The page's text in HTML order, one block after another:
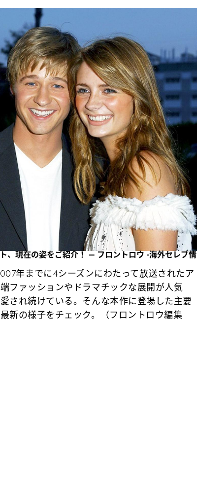
、現在の姿をご紹介！ – フロントロウ -海外セレブ情
年までに4シーズンにわたって放送されたア
ファッションやドラマチックな展開が人気
され続けている。そんな本作に登場した主要
新の様子をチェック。（フロントロウ編集